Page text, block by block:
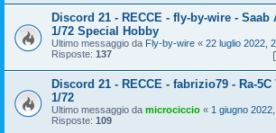
Discord 21 - RECCE - fly-by-wire - Saab
1/72 Special Hobby
Ultimo messaggio da Fly-by-wire « 22 luglio 2022,
Risposte: 137
Discord 21 - RECCE - fabrizio79 - Ra-
1/72
Ultimo messaggio da microciccio « 1 giugno
Risposte: 109